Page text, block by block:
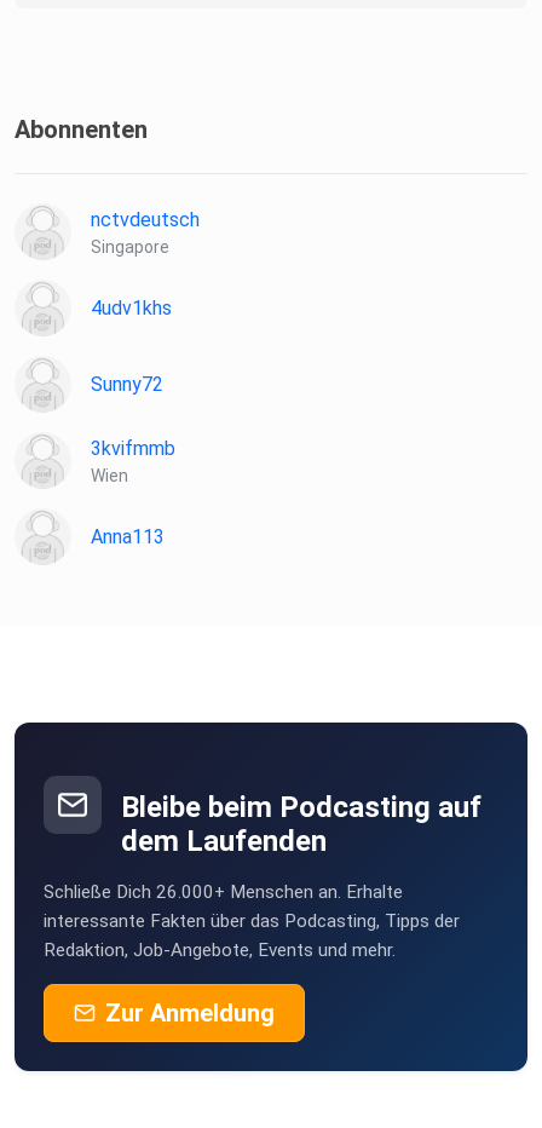
Abonnenten
nctvdeutsch
Singapore
4udv1khs
Sunny72
3kvifmmb
Wien
Anna113
Bleibe beim Podcasting auf
dem Laufenden
Schließe Dich 26.000+ Menschen an. Erhalte
interessante Fakten über das Podcasting, Tipps der
Redaktion, Job-Angebote, Events und mehr.
Zur Anmeldung